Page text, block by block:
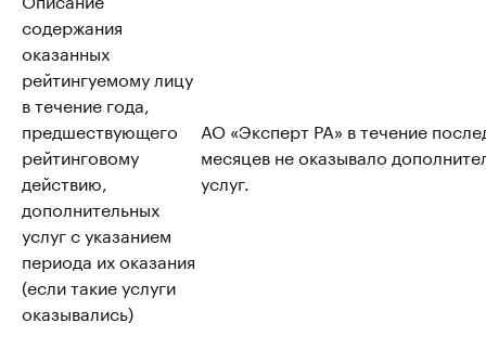
содержания
оказанных
рейтингуемому лицу
в течение года,
предшествующего
рейтинговому
действию,
дополнительных
услуг с указанием
периода их оказания
(если такие услуги
оказывались)
АО «Эксперт РА» в течение
месяцев не оказывало
услуг.